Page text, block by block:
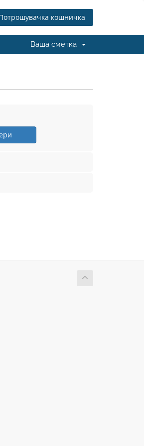
кошничка
Ваша сметка